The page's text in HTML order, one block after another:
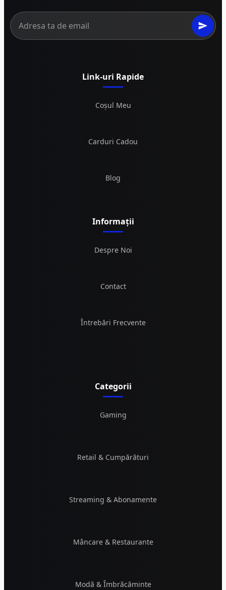
Link-uri Rapide
Coșul Meu
Carduri Cadou
Blog
Informații
Despre Noi
Contact
Întrebări Frecvente
Categorii
Gaming
Retail & Cumpărături
Streaming & Abonamente
Mâncare & Restaurante
Modă & Îmbrăcăminte